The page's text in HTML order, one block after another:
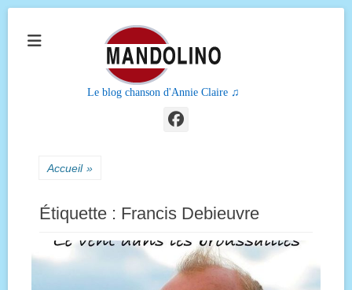
Le blog chanson d'Annie Claire ♫
Facebook
Accueil »
Étiquette : Francis Debieuvre